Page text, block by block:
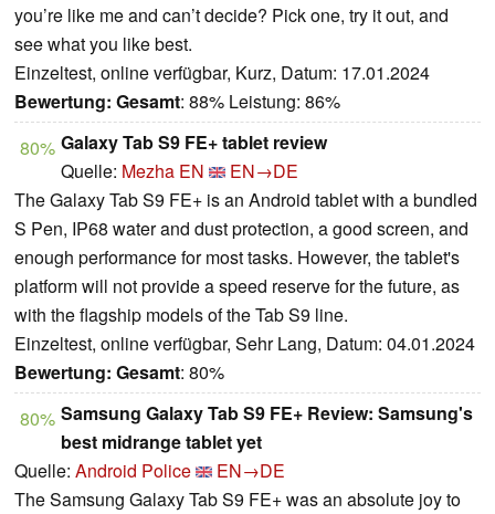
you’re like me and can’t decide? Pick one, try it out, and
see what you like best.
Einzeltest, online verfügbar, Kurz, Datum: 17.01.2024
Bewertung: Gesamt: 88% Leistung: 86%
80% Galaxy Tab S9 FE+ tablet review
Quelle: Mezha EN
EN→DE
The Galaxy Tab S9 FE+ is an Android tablet with a bundled
S Pen, IP68 water and dust protection, a good screen, and
enough performance for most tasks. However, the tablet's
platform will not provide a speed reserve for the future, as
with the flagship models of the Tab S9 line.
Einzeltest, online verfügbar, Sehr Lang, Datum: 04.01.2024
Bewertung: Gesamt: 80%
80% Samsung Galaxy Tab S9 FE+ Review: Samsung's
best midrange tablet yet
Quelle: Android Police
EN→DE
The Samsung Galaxy Tab S9 FE+ was an absolute joy to